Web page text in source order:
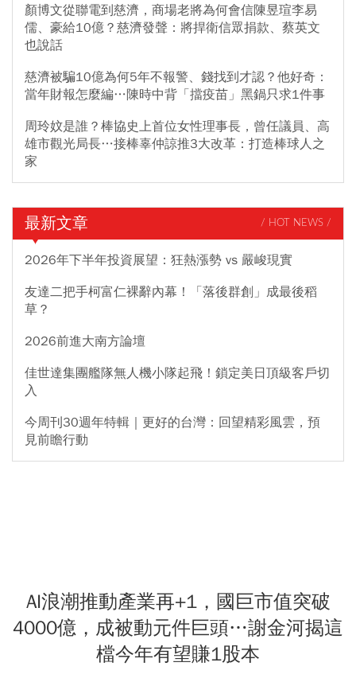
顏博文從聯電到慈濟，商場老將為何會信陳昱瑄李易
儒、豪給10億？慈濟發聲：將捍衛信眾捐款、蔡英文
也說話
慈濟被騙10億為何5年不報警、錢找到才認？他好奇：
當年財報怎麼編…陳時中背「擋疫苗」黑鍋只求1件事
周玲妏是誰？棒協史上首位女性理事長，曾任議員、高
雄市觀光局長…接棒辜仲諒推3大改革：打造棒球人之
家
最新文章 / HOT NEWS /
2026年下半年投資展望：狂熱漲勢 vs 嚴峻現實
友達二把手柯富仁裸辭內幕！「落後群創」成最後稻
草？
2026前進大南方論壇
佳世達集團艦隊無人機小隊起飛！鎖定美日頂級客戶切
入
今周刊30週年特輯｜更好的台灣：回望精彩風雲，預
見前瞻行動
AI浪潮推動產業再+1，國巨市值突破
4000億，成被動元件巨頭…謝金河揭這
檔今年有望賺1股本